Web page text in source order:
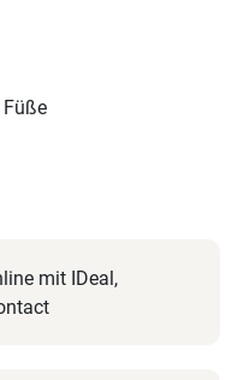
mit IDeal,